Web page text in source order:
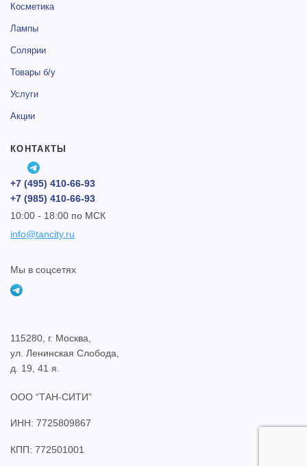
Косметика
Лампы
Солярии
Товары б/у
Услуги
Акции
КОНТАКТЫ
+7 (495) 410-66-93
+7 (985) 410-66-93
10:00 - 18:00 по МСК
info@tancity.ru
Мы в соцсетях
115280, г. Москва,
ул. Ленинская Слобода,
д. 19, 41 я.
ООО “ТАН-СИТИ”
ИНН: 7725809867
КПП: 772501001